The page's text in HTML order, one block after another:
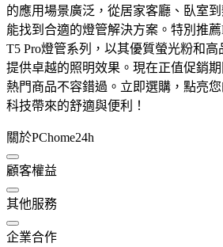
的應用場景廣泛，從居家客廳、臥室
能找到合適的燈管解決方案。特別推
T5 Pro燈管系列，以其優質螢光粉和高
提供卓越的照明效果。現在正值促銷
熱門商品不容錯過。立即選購，點亮
科技帶來的舒適與便利！
關於PChome24h
顧客權益
其他服務
企業合作